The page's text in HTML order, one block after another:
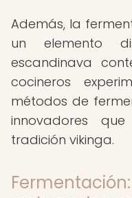
Además, la
un elemento
escandinava
cocineros
métodos de
innovadores
tradición vikinga.